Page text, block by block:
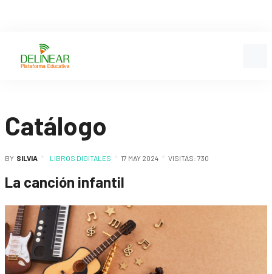
Catálogo
BY SILVIA LIBROS DIGITALES 17 MAY 2024 VISITAS: 730
La canción infantil